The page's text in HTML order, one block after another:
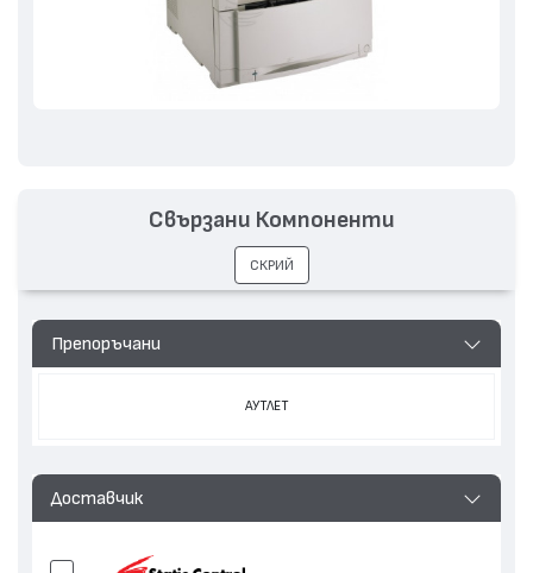
Препоръчани
АУТЛЕТ
Доставчик
Свързани Компоненти
СКРИЙ